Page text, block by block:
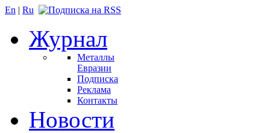
En | Ru
Журнал
Металлы
Евразии
Подписка
Реклама
Контакты
Новости